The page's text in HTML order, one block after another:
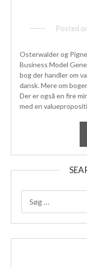
Posted
Osterwalder og
Business Model
bog der handler om
dansk. Mere om
Der er også en fire
med en
EFTER: